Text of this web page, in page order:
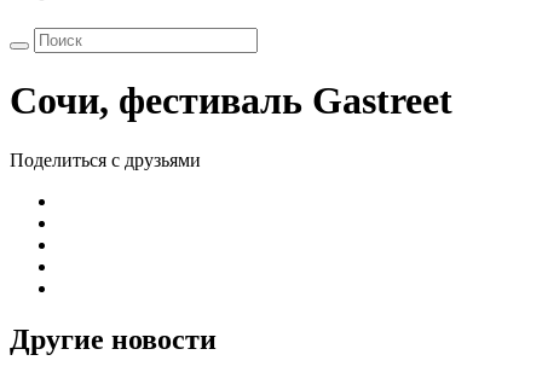
Сочи, фестиваль Gastreet
Поделиться с друзьями
Другие новости